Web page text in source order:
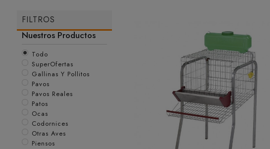
FILTROS
Nuestros Productos
Todo
SuperOfertas
Gallinas Y Pollitos
Pavos
Pavos Reales
Patos
Ocas
Codornices
Otras Aves
Piensos